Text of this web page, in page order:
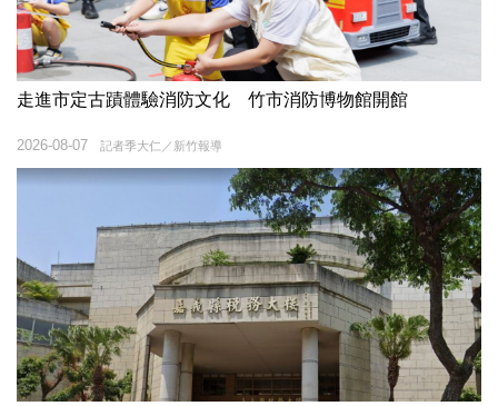
走進市定古蹟體驗消防文化 竹市消防博物館開館
記者季大仁／新竹報導
2026-08-07